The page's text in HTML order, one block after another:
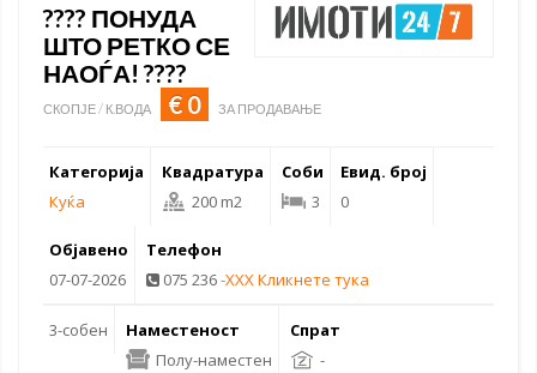
???? ПОНУДА
ШТО РЕТКО СЕ
НАОЃА! ????
СКОПЈЕ / К.ВОДА € 0 ЗА ПРОДАВАЊЕ
Категорија
Куќа
Квадратура
200 m2
Соби
3
Евид. број
0
Објавено
07-07-2026
Телефон
075 236-XXX Кликнете тука
3-собен
Наместеност
Полу-наместен
Спрат
-